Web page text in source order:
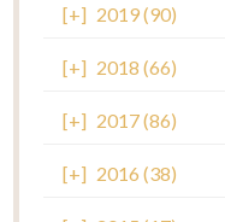
[+] 2019 (90)
[+] 2018 (66)
[+] 2017 (86)
[+] 2016 (38)